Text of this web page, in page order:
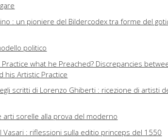
: un pioniere del Bildercodex tra forme del
politico
Practice what he Preached? Discrepancies
his Artistic Practice
scritti di Lorenzo Ghiberti : ricezione di artisti
arti sorelle alla prova del moderno
Vasari : riflessioni sulla editio princeps del 1550